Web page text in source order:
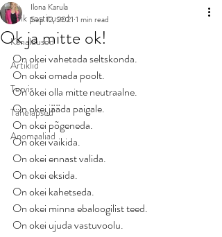
Kõik postitused
Kanaldused
Artiklid
Tervis
Tähelapsed
Anomaaliad
Ok ja mitte ok!
Ilona Karula
Sep 12, 2021 1 min read
On okei vahetada seltskonda.
On okei omada poolt.
On okei olla mitte neutraalne.
On okei jääda paigale.
On okei põgeneda.
On okei vaikida.
On okei ennast valida.
On okei eksida.
On okei kahetseda.
On okei minna ebaloogilist teed.
On okei ujuda vastuvoolu.